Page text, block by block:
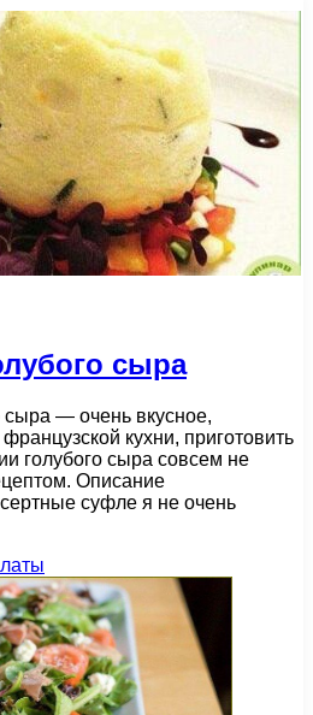
сыра
сыра — очень вкусное,
кухни, приготовить
голубого сыра совсем не
Описание
суфле я не очень